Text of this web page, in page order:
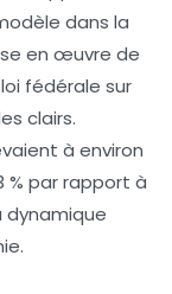
dans la
en œuvre de
fédérale sur
clairs.
à environ
% par rapport à
dynamique